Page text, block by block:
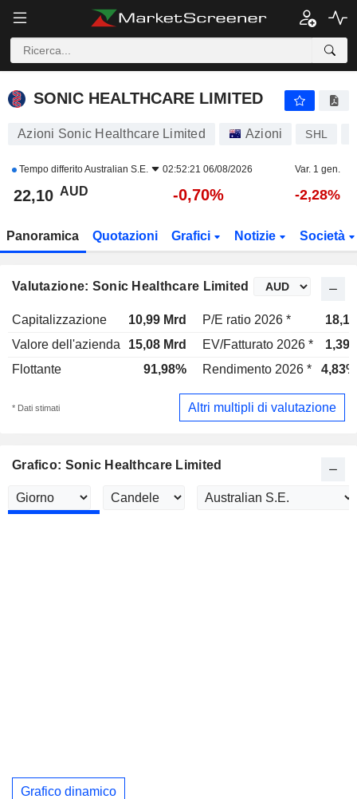
SONIC HEALTHCARE LIMITED
SONIC HEALTHCARE LIMITED
Azioni Sonic Healthcare Limited Azioni SHL
Tempo differitoAustralian S.E. 02:52:21 06/08/2026 Var. 1 gen.
22,10 AUD -0,70% -2,28%
Panoramica Quotazioni Grafici Notizie Società
Valutazione: Sonic Healthcare Limited
Capitalizzazione 10,99 Mrd P/E ratio 2026 *
18,1x
Valore dell'azienda
15,08 Mrd EV/Fatturato 2026 *
1,39x
Flottante
91,98% Rendimento 2026 * 4,83%
* Dati stimati Altri multipli di valutazione
Grafico: Sonic Healthcare Limited
Grafico dinamico